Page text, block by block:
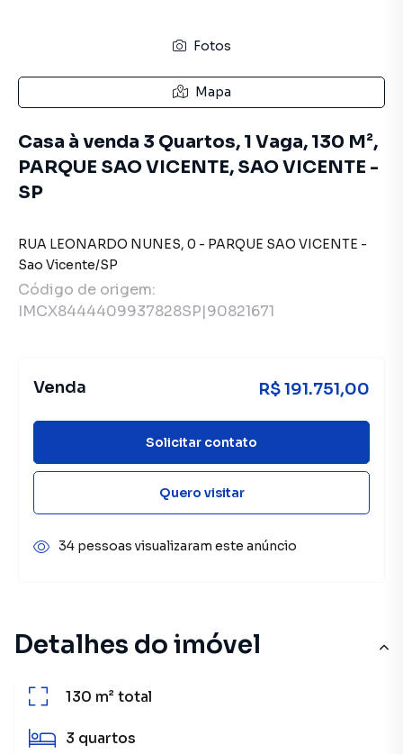
Detalhes do imóvel
130 m²total
3 quartos
Fotos
Mapa
Casa à venda 3 Quartos, 1 Vaga, 130 M²,
PARQUE SAO VICENTE, SAO VICENTE -
SP
RUA LEONARDO NUNES, 0 - PARQUE SAO VICENTE -
Sao Vicente/SP
Código de origem:
IMCX8444409937828SP|90821671
Venda R$ 191.751,00
Solicitar contato
Quero visitar
34 pessoas visualizaram este anúncio